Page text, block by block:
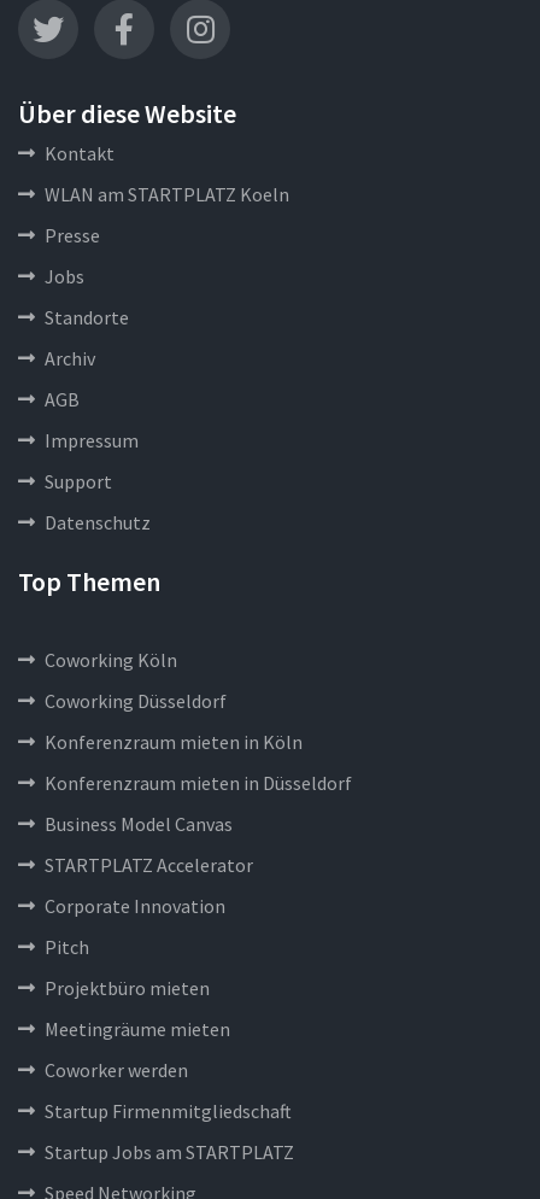
Über diese Website
Kontakt
WLAN am STARTPLATZ Koeln
Presse
Jobs
Standorte
Archiv
AGB
Impressum
Support
Datenschutz
Top Themen
Coworking Köln
Coworking Düsseldorf
Konferenzraum mieten in Köln
Konferenzraum mieten in Düsseldorf
Business Model Canvas
STARTPLATZ Accelerator
Corporate Innovation
Pitch
Projektbüro mieten
Meetingräume mieten
Coworker werden
Startup Firmenmitgliedschaft
Startup Jobs am STARTPLATZ
Speed Networking